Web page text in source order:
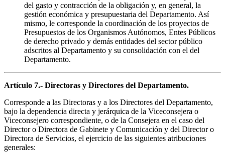
del gasto y contracción de la obligación y, en general, la
gestión económica y presupuestaria del Departamento. Así
mismo, le corresponde la coordinación de los proyectos de
Presupuestos de los Organismos Autónomos, Entes Públicos
de derecho privado y demás entidades del sector público
adscritos al Departamento y su consolidación con el del
Departamento.
Artículo 7.- Directoras y Directores del Departamento.
Corresponde a las Directoras y a los Directores del Departamento,
bajo la dependencia directa y jerárquica de la Viceconsejera o
Viceconsejero correspondiente, o de la Consejera en el caso del
Director o Directora de Gabinete y Comunicación y del Director o
Directora de Servicios, el ejercicio de las siguientes atribuciones
generales: